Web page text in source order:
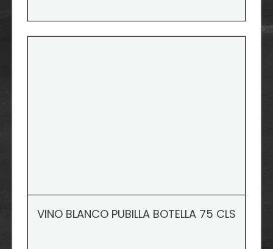
VINO BLANCO PUBILLA BOTELLA 75 CLS